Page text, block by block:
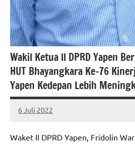
Wakil Ketua ll DPRD Yapen
HUT Bhayangkara Ke-76
Yapen Kedepan Lebih
6 Juli 2022
MEPAGO
No
Waket II DPRD Yapen, Fridolin